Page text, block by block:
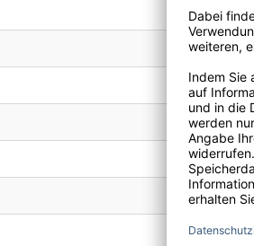
Enthält
13,0 % vol.
Bordeaux
rot
2027-2050
trocken